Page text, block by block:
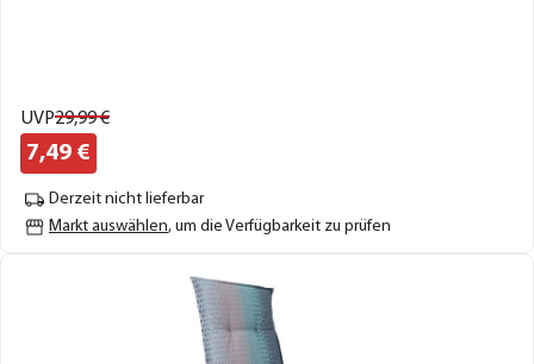
UVP29,99€
7,49 €
Derzeit nicht lieferbar
Markt auswählen, um die Verfügbarkeit zu prüfen